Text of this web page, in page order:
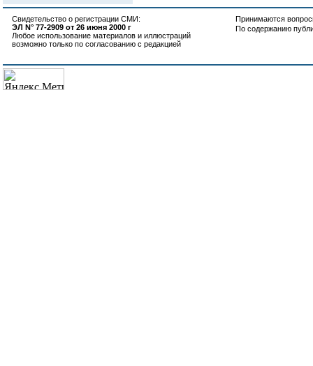
Свидетельство о регистрации СМИ:
ЭЛ N° 77-2909 от 26 июня 2000 г
Любое использование материалов и иллюстраций
возможно только по согласованию с редакцией
Принимаются
По содержанию